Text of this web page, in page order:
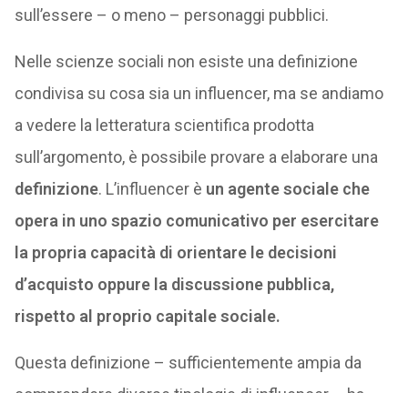
sull’essere – o meno – personaggi pubblici.
Nelle scienze sociali non esiste una definizione
condivisa su cosa sia un influencer, ma se andiamo
a vedere la letteratura scientifica prodotta
sull’argomento, è possibile provare a elaborare una
definizione. L’influencer è un agente sociale che
opera in uno spazio comunicativo per esercitare
la propria capacità di orientare le decisioni
d’acquisto oppure la discussione pubblica,
rispetto al proprio capitale sociale.
Questa definizione – sufficientemente ampia da